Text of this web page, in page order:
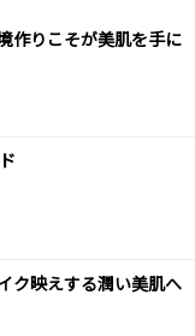
作りこそが美肌を手に
ク映えする潤い美肌へ